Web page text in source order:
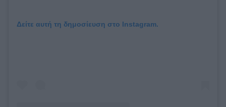
Δείτε αυτή τη δημοσίευση στο Instagram.